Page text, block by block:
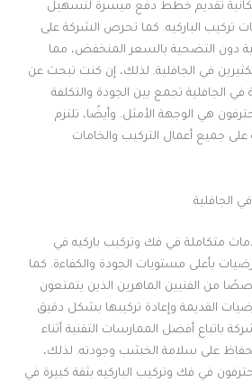
تقديم خطط دفع ميسرة لتسهيل
تركيب الباركيه. كما تحرص الشركة على
دون التضحية بالسعر المنخفض، مما
في الجافلية. لذلك، إن كنت تبحث عن
الجافلية تجمع بين الجودة والتكلفة
هي الوجهة الأمثل. وأيضًا، تلتزم
جميع أعمال التركيب والخامات
الجافلية
متكاملة في فك وتركيب باركيه في
بأعلى مستويات الجودة والكفاءة. كما
من الفنيين الماهرين الذين يتمتعون
القديمة وإعادة تركيبها بشكل دقيق
باتباع أفضل الممارسات التقنية أثناء
على سلامة الخشب وجودته. لذلك،
في فك وتركيب الباركيه بثقة كبيرة في